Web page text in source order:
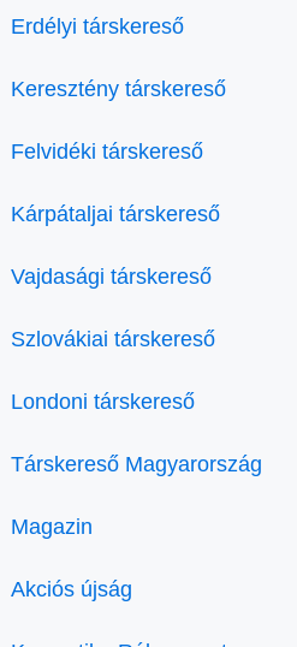
Erdélyi társkereső
Keresztény társkereső
Felvidéki társkereső
Kárpátaljai társkereső
Vajdasági társkereső
Szlovákiai társkereső
Londoni társkereső
Társkereső Magyarország
Magazin
Akciós újság